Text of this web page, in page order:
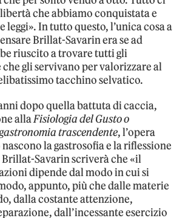
che abbiamo conquistata e
leggi». In tutto questo, l’unica cosa a
Brillat-Savarin era se ad
riuscito a trovare tutti gli
gli servivano per valorizzare al
tacchino selvatico.
dopo quella battuta di caccia,
allaFisiologia del Gusto o
trascendente, l’opera
la gastrosofia e la riflessione
Brillat-Savarin scriverà che «il
dipende dal modo in cui si
appunto, più che dalle materie
dalla costante attenzione,
dall’incessante esercizio